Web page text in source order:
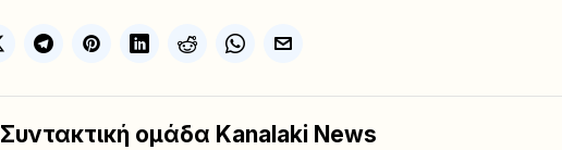
Συντακτική ομάδα Kanalaki News